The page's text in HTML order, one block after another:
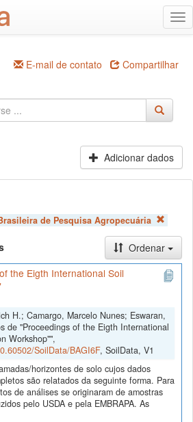
E-mail de contato Compartilhar
Adicionar dados
de Pesquisa Agropecuária
Ordenar
the Eigth International Soil
H.; Camargo, Marcelo Nunes; Eswaran,
de "Proceedings of the Eigth International
Workshop"",
SoilData/BAGI6F, SoilData, V1
horizontes de solo cujos dados
são relatados da seguinte forma. Para
de análises se originaram de amostras
pelo USDA e pela EMBRAPA. As